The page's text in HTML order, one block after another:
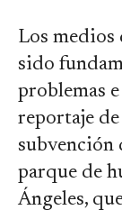
Los medios
sido
problemas
reportaje
subvención
parque de
Ángeles,